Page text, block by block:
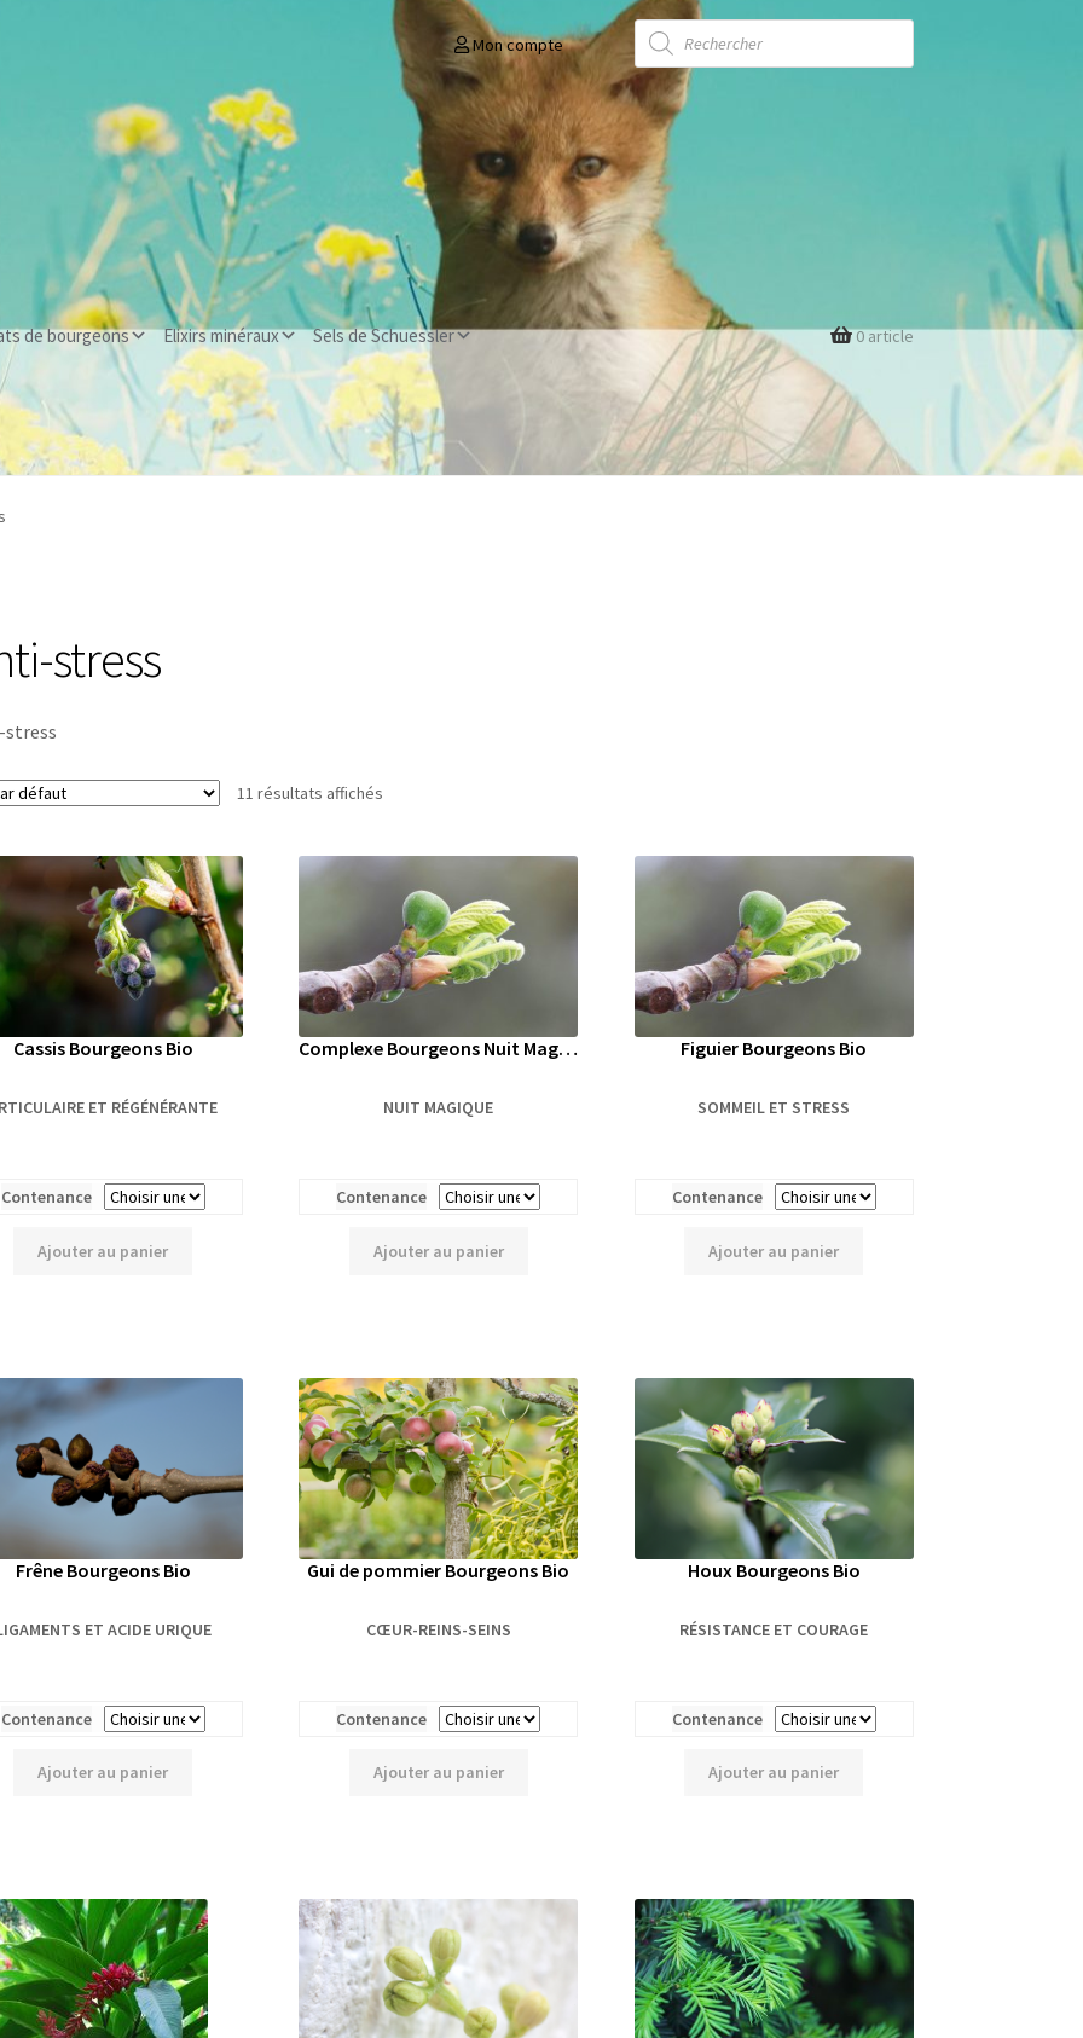
Mon compte
Recherche
de
produits
de bourgeons Elixirs minéraux Sels de Schuessler 0 article
stress
11 résultats affichés
Cassis Bourgeons Bio
ET RÉGÉNÉRANTE
Contenance
Ajouter au panier
Complexe Bourgeons Nuit Magique Bio
NUIT MAGIQUE
Contenance
Ajouter au panier
Figuier Bourgeons Bio
SOMMEIL ET STRESS
Contenance
Ajouter au panier
Frêne Bourgeons Bio
ET ACIDE URIQUE
Contenance
Ajouter au panier
Gui de pommier Bourgeons Bio
CŒUR-REINS-SEINS
Contenance
Ajouter au panier
Houx Bourgeons Bio
RÉSISTANCE ET COURAGE
Contenance
Ajouter au panier